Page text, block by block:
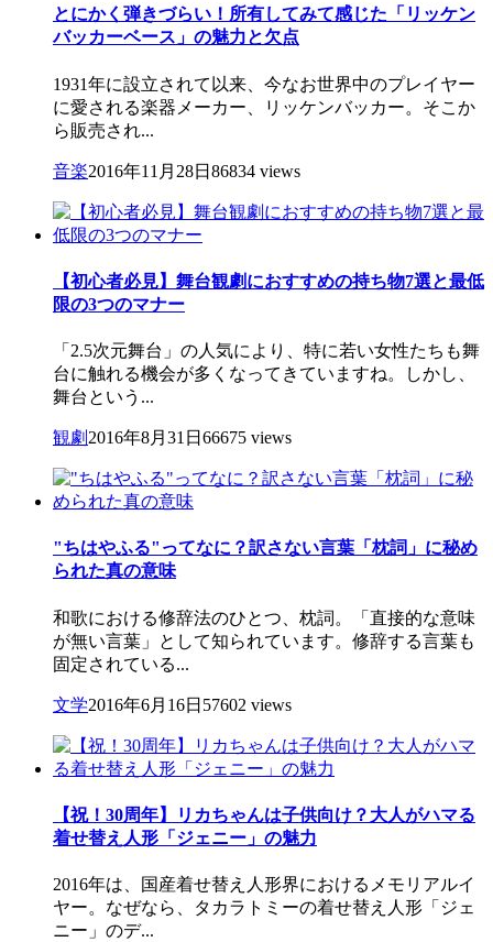
とにかく弾きづらい！所有してみて感じた「リッケン
バッカーベース」の魅力と欠点
1931年に設立されて以来、今なお世界中のプレイヤー
に愛される楽器メーカー、リッケンバッカー。そこか
ら販売され...
音楽2016年11月28日 86834 views
【初心者必見】舞台観劇におすすめの持ち物7選と最低
限の3つのマナー
「2.5次元舞台」の人気により、特に若い女性たちも舞
台に触れる機会が多くなってきていますね。しかし、
舞台という...
観劇 2016年8月31日 66675 views
"ちはやふる"ってなに？訳さない言葉「枕詞」に秘め
られた真の意味
和歌における修辞法のひとつ、枕詞。「直接的な意味
が無い言葉」として知られています。修辞する言葉も
固定されている...
文学2016年6月16日 57602 views
【祝！30周年】リカちゃんは子供向け？大人がハマる
着せ替え人形「ジェニー」の魅力
2016年は、国産着せ替え人形界におけるメモリアルイ
ヤー。なぜなら、タカラトミーの着せ替え人形「ジェ
ニー」のデ...